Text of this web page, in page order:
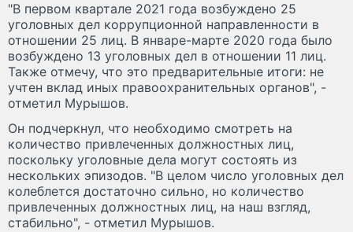
"В первом квартале 2021 года возбуждено 25
уголовных дел коррупционной направленности в
отношении 25 лиц. В январе-марте 2020 года было
возбуждено 13 уголовных дел в отношении 11 лиц.
Также отмечу, что это предварительные итоги: не
учтен вклад иных правоохранительных органов", -
отметил Мурышов.
Он подчеркнул, что необходимо смотреть на
количество привлеченных должностных лиц,
поскольку уголовные дела могут состоять из
нескольких эпизодов. "В целом число уголовных дел
колеблется достаточно сильно, но количество
привлеченных должностных лиц, на наш взгляд,
стабильно", - отметил Мурышов.